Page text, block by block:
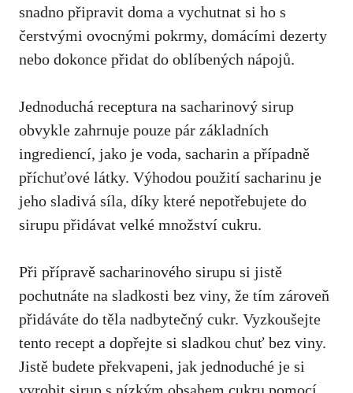
snadno připravit doma a vychutnat si ho s
čerstvými ovocnými pokrmy, domácími dezerty
nebo ⁣dokonce přidat do⁢ oblíbených ‍nápojů.
Jednoduchá ⁣receptura na sacharinový ‌sirup⁣
obvykle⁣ zahrnuje pouze pár základních‌
ingrediencí, jako ‌je voda, ‌sacharin⁣ a případně
⁣příchuťové látky. ⁣Výhodou použití ⁢sacharinu je‍
jeho sladivá síla, díky které nepotřebujete⁢ do
sirupu ⁣přidávat​ velké ⁤množství ⁤cukru.
Při přípravě sacharinového⁢ sirupu si jistě
⁤pochutnáte na sladkosti bez viny, že​ tím zároveň⁢
přidáváte do těla⁤ nadbytečný ⁣cukr. Vyzkoušejte
tento ‍recept a dopřejte si sladkou chuť bez viny.
Jistě budete‌ překvapeni, jak jednoduché je si